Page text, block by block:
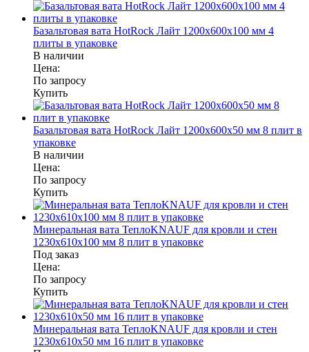
Базальтовая вата HotRock Лайт 1200x600x100 мм 4
плиты в упаковке
В наличии
Цена:
По запросу
Купить
Базальтовая вата HotRock Лайт 1200x600x50 мм 8 плит в
упаковке
В наличии
Цена:
По запросу
Купить
Минеральная вата ТеплоKNAUF для кровли и стен
1230x610x100 мм 8 плит в упаковке
Под заказ
Цена:
По запросу
Купить
Минеральная вата ТеплоKNAUF для кровли и стен
1230x610x50 мм 16 плит в упаковке